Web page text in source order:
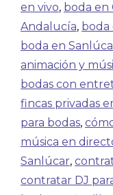
en vivo, boda en
Andalucía, boda
boda en
animación y
bodas con
fincas privadas
para bodas,
música en
Sanlúcar,
contratar DJ